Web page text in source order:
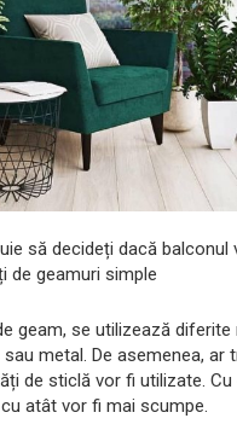
să decideți dacă balconul
de geamuri simple
geam, se utilizează diferite
metal. De asemenea, ar
de sticlă vor fi utilizate.
atât vor fi mai scumpe.